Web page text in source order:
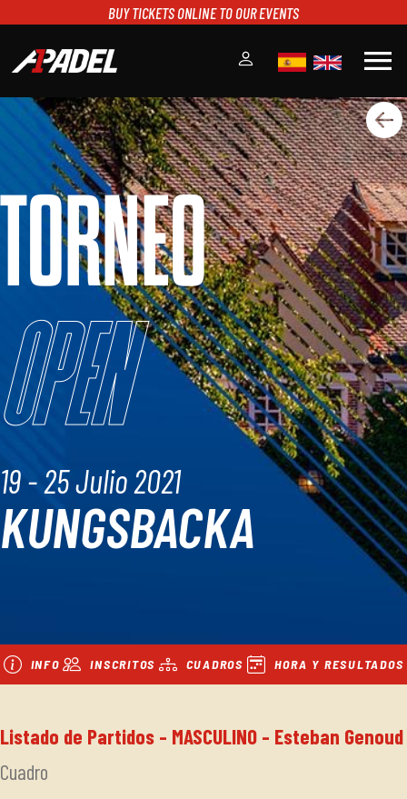
BUY TICKETS ONLINE TO OUR EVENTS
menu
A1PADEL
RANKING
CALENDARIO
TORNEOS
NOTICIAS
MULTIMEDIA
SCOREBOARD
STREAMING
TORNEO
Open
19 - 25 Julio 2021
KUNGSBACKA
INFO INSCRITOS CUADROS HORA Y RESULTADOS
Listado de Partidos - MASCULINO - Esteban Genoud
Cuadro